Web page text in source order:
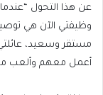
عن هذا التحول
وظيفتي الآن هي توصيل
مستقر وسعيد،
أعمل معهم وألعب